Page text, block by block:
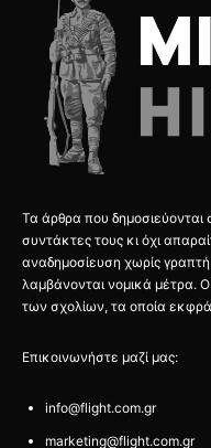
Τα άρθρα που
συντάκτες τους κι όχι
αναδημοσίευση χωρίς
λαμβάνονται νομικά μέτρα. Ο
των σχολίων, τα οποία
Επικοινωνήστε μαζί μας:
info@flight.com.gr
marketing@flight.com.gr